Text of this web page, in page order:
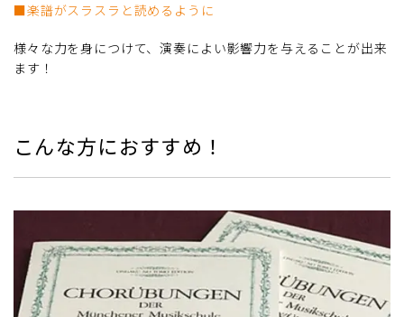
■楽譜がスラスラと読めるように
様々な力を身につけて、演奏によい影響力を与えることが出来
ます！
こんな方におすすめ！